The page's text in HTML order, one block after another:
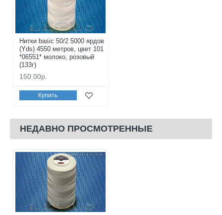
Нитки basic 50/2 5000 ярдов
(Yds) 4550 метров, цвет 101
*06551* молоко, розовый
(133г)
150.00р.
Купить
НЕДАВНО ПРОСМОТРЕННЫЕ